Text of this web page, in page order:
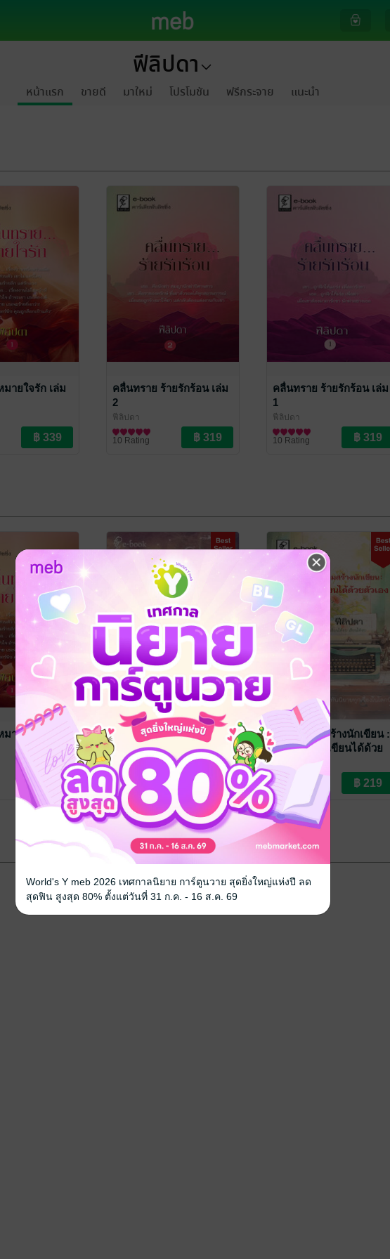
ฟีลิปดา
หน้าแรก ขายดี มาใหม่ โปรโมชัน ฟรีกระจาย แนะนำ
ายใจรัก เล่ม
คลื่นทราย ร้ายรักร้อน เล่ม
2
ฟีลิปดา
นิยายรัก
10 Rating
คลื่นทราย ร้ายรักร้อน เล่ม
1
ฟีลิปดา
นิยายรัก
10 Rating
ายใจรัก เล่ม
เส้นรักลายหัวใจ
หนึ่งลิปดา / ฟีลิปดา
/ ฟีลิปดา
นิยายรัก
26 Rating
100 คำถามสร้างนักเขียน :
นวนิยายคุณเขียนได้ด้วย
ความรู้ทั่วไป
12 Rating
World's Y meb 2026 เทศกาลนิยาย การ์ตูนวาย สุดยิ่งใหญ่แห่งปี ลด
สุดฟิน สูงสุด 80% ตั้งแต่วันที่ 31 ก.ค. - 16 ส.ค. 69